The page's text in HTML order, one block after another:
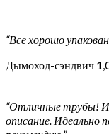
“Все хорошо
Дымоход-сэндвич
“Отличные трубы!
описание. Идеально